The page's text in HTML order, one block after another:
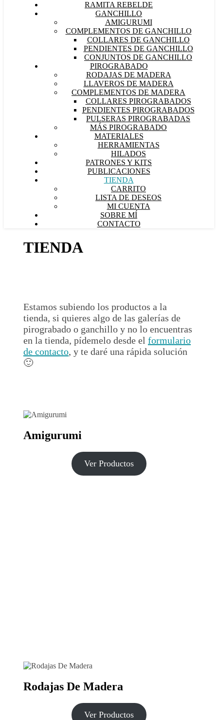
RAMITA REBELDE
GANCHILLO
AMIGURUMI
COMPLEMENTOS DE GANCHILLO
COLLARES DE GANCHILLO
PENDIENTES DE GANCHILLO
CONJUNTOS DE GANCHILLO
PIROGRABADO
RODAJAS DE MADERA
LLAVEROS DE MADERA
COMPLEMENTOS DE MADERA
COLLARES PIROGRABADOS
PENDIENTES PIROGRABADOS
PULSERAS PIROGRABADAS
MÁS PIROGRABADO
MATERIALES
HERRAMIENTAS
HILADOS
PATRONES Y KITS
PUBLICACIONES
TIENDA
CARRITO
LISTA DE DESEOS
MI CUENTA
SOBRE MÍ
CONTACTO
TIENDA
Estamos subiendo los productos a la
tienda, si quieres algo de las galerías de
pirograbado o ganchillo y no lo encuentras
en la tienda, pídemelo desde el formulario
de contacto, y te daré una rápida solución
🙂
Amigurumi
Ver Productos
Rodajas De Madera
Ver Productos